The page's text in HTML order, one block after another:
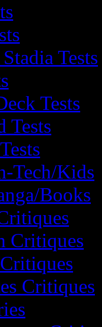
Tests
Tests
Tests
Tech/Kids
Books
Critiques
Critiques